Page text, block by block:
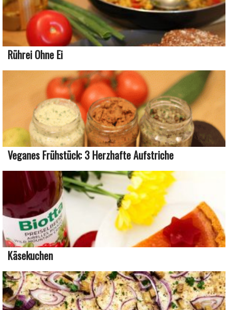
Rührei Ohne Ei
Veganes Frühstück: 3 Herzhafte Aufstriche
Käsekuchen